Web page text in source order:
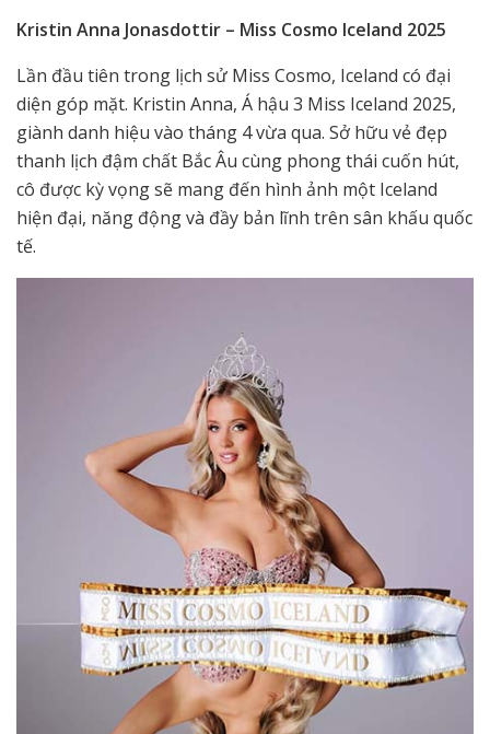
Kristin Anna Jonasdottir – Miss Cosmo Iceland 2025
Lần đầu tiên trong lịch sử Miss Cosmo, Iceland có đại
diện góp mặt. Kristin Anna, Á hậu 3 Miss Iceland 2025,
giành danh hiệu vào tháng 4 vừa qua. Sở hữu vẻ đẹp
thanh lịch đậm chất Bắc Âu cùng phong thái cuốn hút,
cô được kỳ vọng sẽ mang đến hình ảnh một Iceland
hiện đại, năng động và đầy bản lĩnh trên sân khấu quốc
tế.